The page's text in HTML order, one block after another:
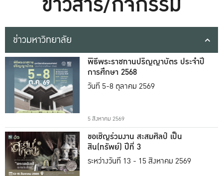
ข่าวมหาวิทยาลัย
พิธีพระราชทานปริญญาบัตร ประจำปี
การศึกษา 2568
วันที่ 5-8 ตุลาคม 2569
5 สิงหาคม 2569
ขอเชิญร่วมงาน สะสมศิลป์ เป็น
สิน(ทรัพย์) ปีที่ 3
ระหว่างวันที่ 13 - 15 สิงหาคม 2569